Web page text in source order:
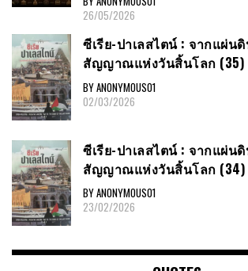
26/05/2026
ซีเรีย​-ปาเลสไตน์​ : จากแผ่น
สัญญาณ​แห่งวันสิ้นโลก​ (35)
BY ANONYMOUS01
02/03/2026
ซีเรีย​-ปาเลสไตน์​ : จากแผ่น
สัญญาณ​แห่งวันสิ้นโลก​ (34)
BY ANONYMOUS01
23/02/2026